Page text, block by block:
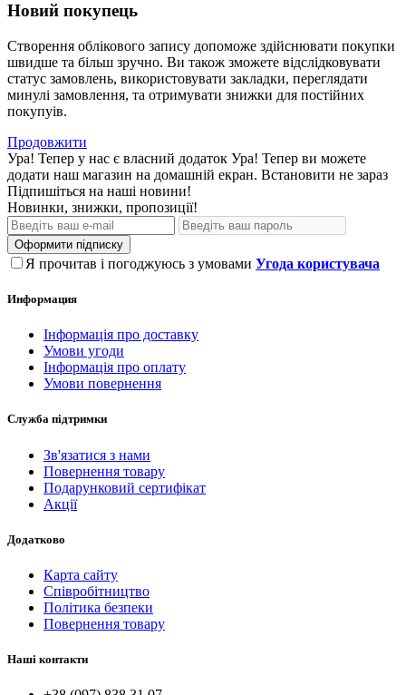
Новий покупець
Створення облікового запису допоможе здійснювати покупки
швидше та більш зручно. Ви також зможете відслідковувати
статус замовлень, використовувати закладки, переглядати
минулі замовлення, та отримувати знижки для постійних
покупуів.
Продовжити
Ура! Тепер у нас є власний додаток Ура! Тепер ви можете
додати наш магазин на домашній екран. Встановити не зараз
Підпишіться на наші новини!
Новинки, знижки, пропозиції!
Оформити підписку
Я прочитав і погоджуюсь з умовами Угода користувача
Информация
Інформація про доставку
Умови угоди
Інформація про оплату
Умови повернення
Служба підтримки
Зв'язатися з нами
Повернення товару
Подарунковий сертифікат
Акції
Додатково
Карта сайту
Співробітництво
Політика безпеки
Повернення товару
Наші контакти